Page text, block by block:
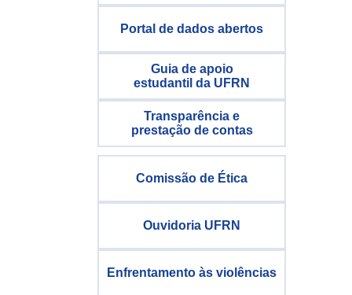
Portal de dados abertos
Guia de apoio
estudantil da UFRN
Transparência e
prestação de contas
Comissão de Ética
Ouvidoria UFRN
Enfrentamento às violências